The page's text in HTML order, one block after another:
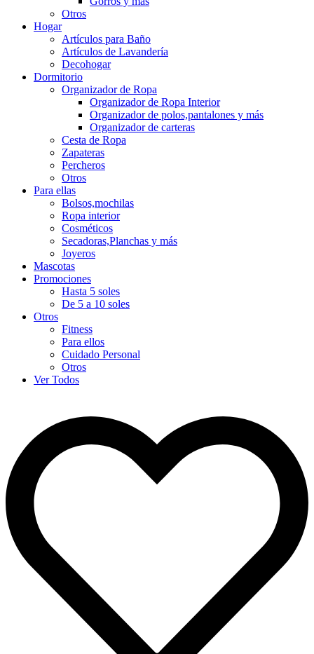
Otros
Hogar
Artículos para Baño
Artículos de Lavandería
Decohogar
Dormitorio
Organizador de Ropa
Organizador de Ropa Interior
Organizador de polos,pantalones y más
Organizador de carteras
Cesta de Ropa
Zapateras
Percheros
Otros
Para ellas
Bolsos,mochilas
Ropa interior
Cosméticos
Secadoras,Planchas y más
Joyeros
Mascotas
Promociones
Hasta 5 soles
De 5 a 10 soles
Otros
Fitness
Para ellos
Cuidado Personal
Otros
Ver Todos